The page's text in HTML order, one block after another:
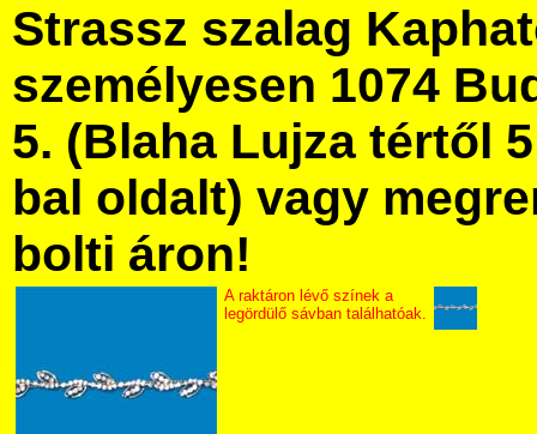
Strassz szalag
személyesen 1074
5. (Blaha Lujza tértől
bal oldalt) vagy
bolti áron!
A raktáron lévő színek a
legördülő sávban találhatóak.